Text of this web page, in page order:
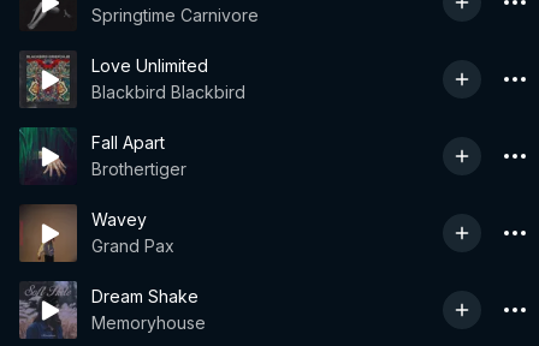
Springtime Carnivore
Love Unlimited
Blackbird Blackbird
Fall Apart
Brothertiger
Wavey
Grand Pax
Dream Shake
Memoryhouse